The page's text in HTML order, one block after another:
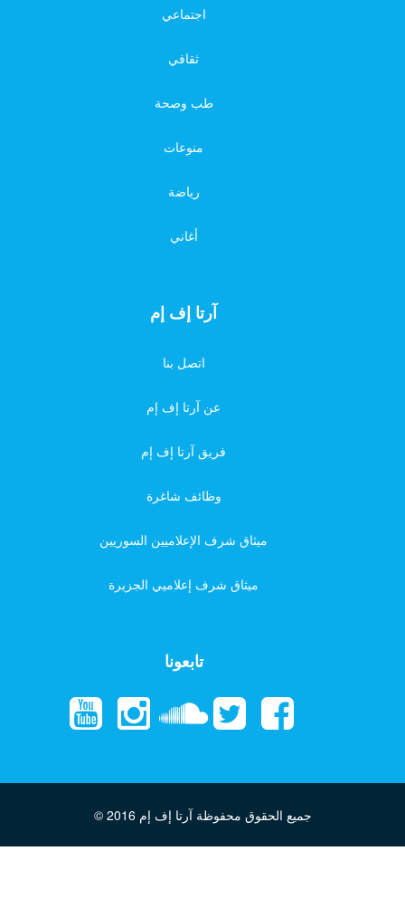
اجتماعي
ثقافي
طب وصحة
منوعات
رياضة
أغاني
آرتا إف إم
اتصل بنا
عن آرتا إف إم
فريق آرتا إف إم
وظائف شاغرة
ميثاق شرف الإعلاميين السوريين
ميثاق شرف إعلاميي الجزيرة
تابعونا
© 2016 جميع الحقوق محفوظة آرتا إف إم